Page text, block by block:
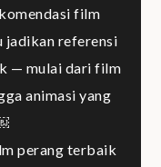
film
jadikan referensi
— mulai dari film
animasi yang
perang terbaik